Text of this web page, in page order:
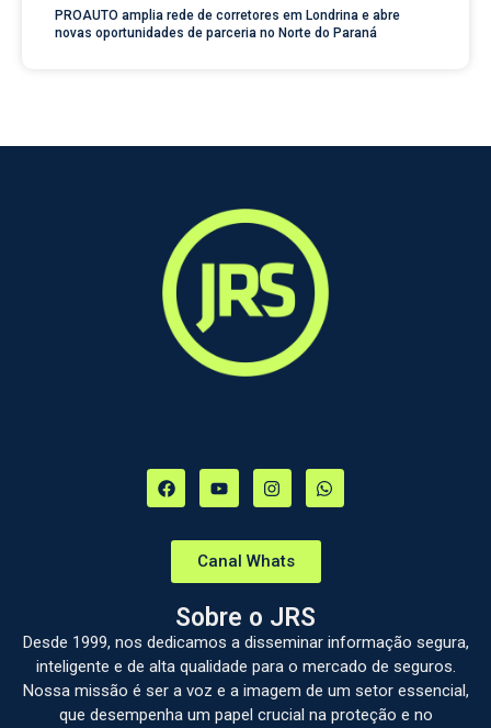
PROAUTO amplia rede de corretores em Londrina e abre
novas oportunidades de parceria no Norte do Paraná
Canal Whats
Sobre o JRS
Desde 1999, nos dedicamos a disseminar informação segura,
inteligente e de alta qualidade para o mercado de seguros.
Nossa missão é ser a voz e a imagem de um setor essencial,
que desempenha um papel crucial na proteção e no